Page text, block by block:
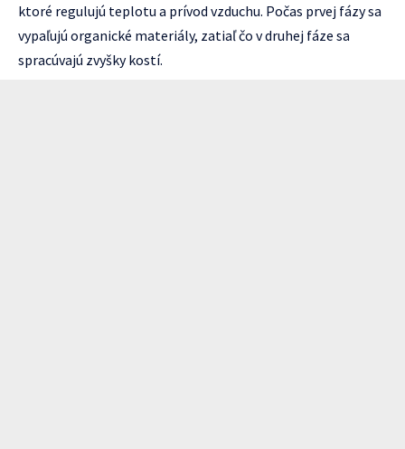
ktoré regulujú teplotu a prívod vzduchu. Počas prvej fázy sa
vypaľujú organické materiály, zatiaľ čo v druhej fáze sa
spracúvajú zvyšky kostí.